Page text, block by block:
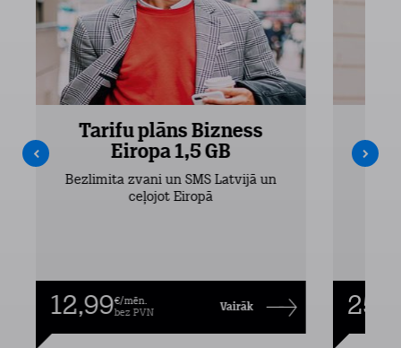
Tarifu plāns Bizness
Eiropa 1,5 GB
Bezlimita zvani un SMS Latvijā un
ceļojot Eiropā
12,99€/mēn.
bez PVN
Vairāk